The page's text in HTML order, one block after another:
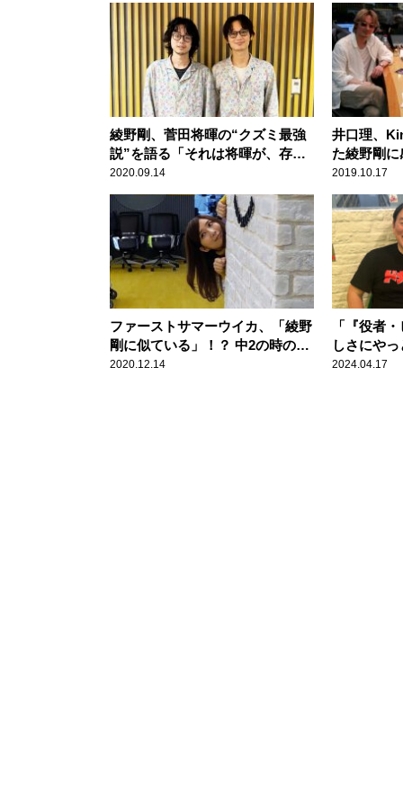
綾野剛、菅田将暉の“クズミ最強
説”を語る「それは将暉が、存在
感っていうものだけじゃな
い……」
2020.09.14
井口理、
た綾野剛
く素晴ら
2019.10.17
ファーストサマーウイカ、「綾野
剛に似ている」！？ 中2の時の写
真に驚きの反応
2020.12.14
「『役者
しさにや
野卓球が
2024.04.17